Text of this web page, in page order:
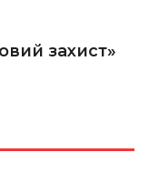
захист»